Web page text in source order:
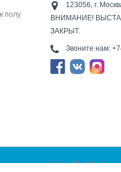
полу
123056, г.
ВНИМАНИЕ!
ЗАКРЫТ.
Звоните нам:
сейфов TopSafe.ru